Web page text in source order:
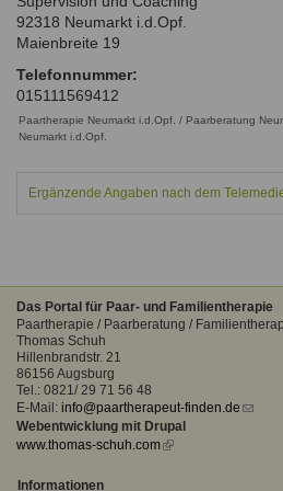
Qualitätssicherung
Qualität unserer Therapeuten
Familienthemen
Systemischer Ansatz
Ausbildungsinstitute
Fortbildungen
Information über Qualifikation
Liste der Fachverbände
vergessen?
Anmelden
Sitemap
Formular zur Registrierung
92318 Neumarkt i.d.Opf.
Maienbreite 19
Telefonnummer:
015111569412
Paartherapie Neumarkt i.d.Opf. / Paarberatung
Neumarkt i.d.Opf.
Ergänzende Angaben nach dem
Das Portal für Paar- und Familientherapie
Paartherapie / Paarberatung /
Thomas Schuh
Hillenbrandstr. 21
86156 Augsburg
Tel.: 0821/ 29 71 56 48
E-Mail: info@paartherapeut-finden.de (link
Webentwicklung mit Drupal
www.thomas-schuh.com(link
Informationen